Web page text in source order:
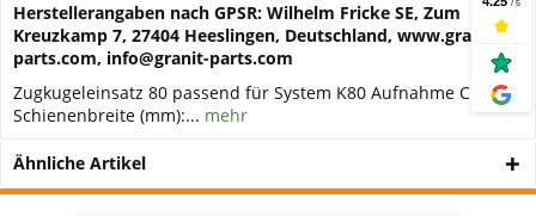
Herstellerangaben nach GPSR: Wilhelm Fricke SE, Zum
Kreuzkamp 7, 27404 Heeslingen, Deutschland, www.granit-
parts.com, info@granit-parts.com
Zugkugeleinsatz 80 passend für System K80 Aufnahme Cramer
Schienenbreite (mm):... mehr
Ähnliche Artikel